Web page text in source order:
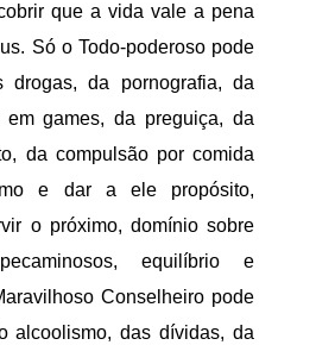
que a vida vale a pena
Só o Todo-poderoso pode
da pornografia, da
games, da preguiça, da
da compulsão por comida
e dar a ele propósito,
o próximo, domínio sobre
equilíbrio e
Conselheiro pode
alcoolismo, das dívidas, da